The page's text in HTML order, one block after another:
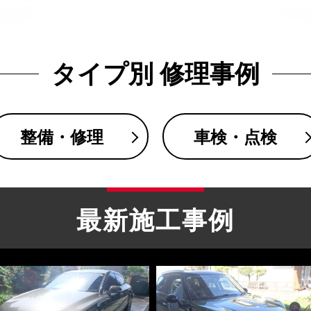
タイプ別 修理事例
整備・修理 車検・点検
最新施工事例